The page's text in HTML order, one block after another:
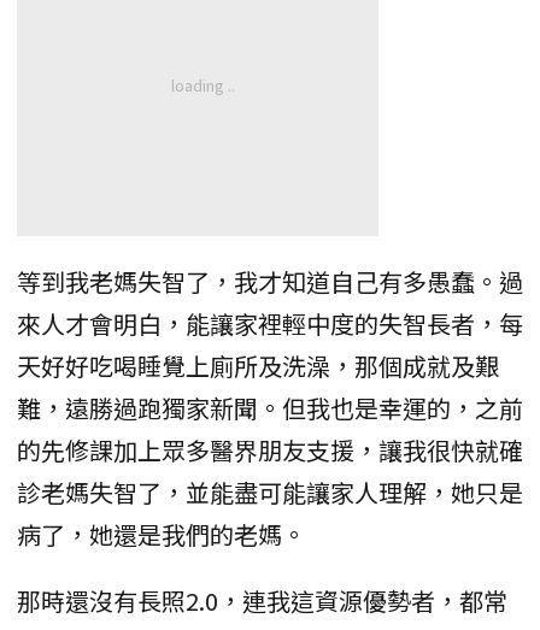
等到我老媽失智了，我才知道自己有多愚蠢。過
來人才會明白，能讓家裡輕中度的失智長者，每
天好好吃喝睡覺上廁所及洗澡，那個成就及艱
難，遠勝過跑獨家新聞。但我也是幸運的，之前
的先修課加上眾多醫界朋友支援，讓我很快就確
診老媽失智了，並能盡可能讓家人理解，她只是
病了，她還是我們的老媽。
那時還沒有長照2.0，連我這資源優勢者，都常